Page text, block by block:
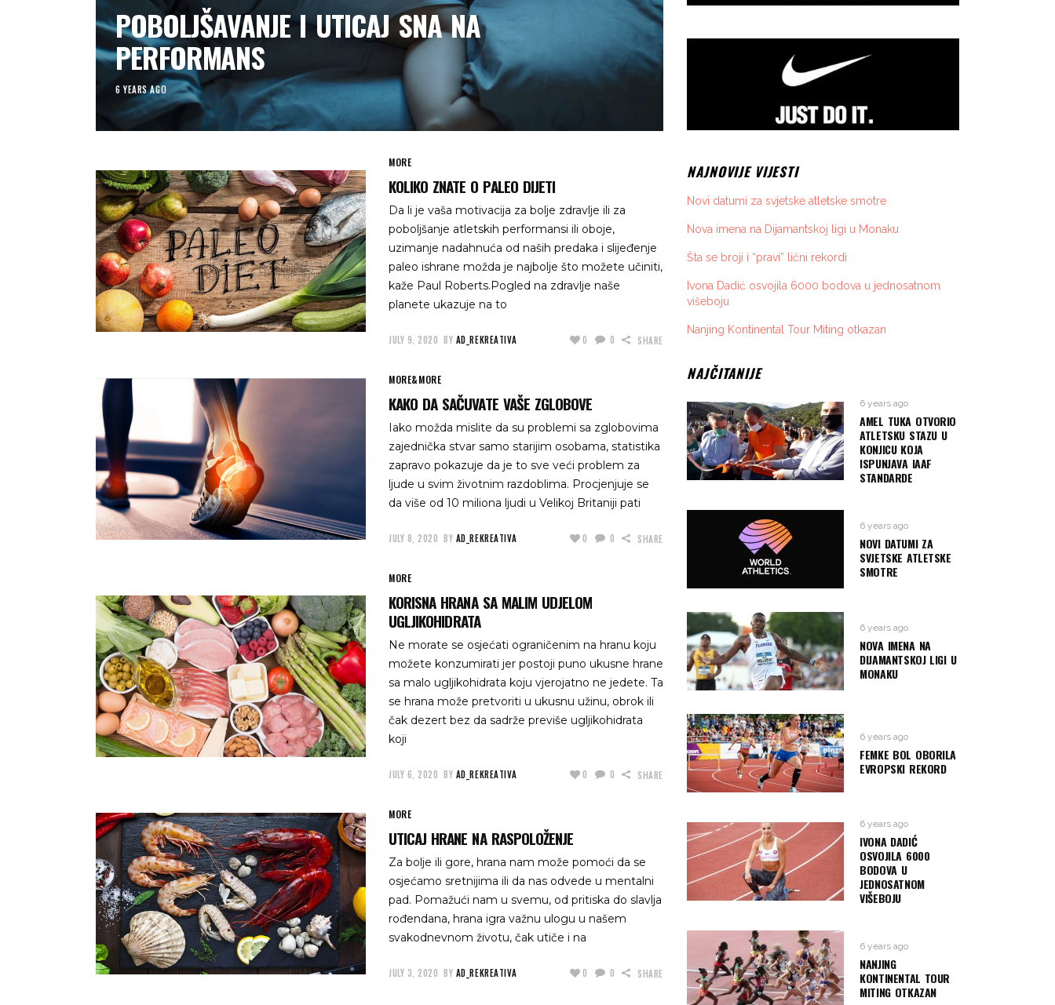
POBOLJŠAVANJE I UTICAJ SNA NA
PERFORMANS
6 YEARS AGO
MORE
KOLIKO ZNATE O PALEO DIJETI
Da li je vaša motivacija za bolje zdravlje ili za
poboljšanje atletskih performansi ili oboje,
uzimanje nadahnuća od naših predaka i slijeđenje
paleo ishrane možda je najbolje što možete učiniti,
kaže Paul Roberts.Pogled na zdravlje naše
planete ukazuje na to
JULY 9, 2020 BY AD_REKREATIVA 0 0 SHARE
MORE&MORE
KAKO DA SAČUVATE VAŠE ZGLOBOVE
Iako možda mislite da su problemi sa zglobovima
zajednička stvar samo starijim osobama, statistika
zapravo pokazuje da je to sve veći problem za
ljude u svim životnim razdoblima. Procjenjuje se
da više od 10 miliona ljudi u Velikoj Britaniji pati
JULY 8, 2020 BY AD_REKREATIVA 0 0 SHARE
MORE
KORISNA HRANA SA MALIM UDJELOM
UGLJIKOHIDRATA
Ne morate se osjećati ograničenim na hranu koju
možete konzumirati jer postoji puno ukusne hrane
sa malo ugljikohidrata koju vjerojatno ne jedete. Ta
se hrana može pretvoriti u ukusnu užinu, obrok ili
čak dezert bez da sadrže previše ugljikohidrata
koji
JULY 6, 2020 BY AD_REKREATIVA 0 0 SHARE
MORE
UTICAJ HRANE NA RASPOLOŽENJE
Za bolje ili gore, hrana nam može pomoći da se
osjećamo sretnijima ili da nas odvede u mentalni
pad. Pomažući nam u svemu, od pritiska do slavlja
rođendana, hrana igra važnu ulogu u našem
svakodnevnom životu, čak utiče i na
JULY 3, 2020 BY AD_REKREATIVA 0 0 SHARE
NAJNOVIJE VIJESTI
Novi datumi za svjetske atletske smotre
Nova imena na Dijamantskoj ligi u Monaku
Šta se broji i “pravi” lični rekordi
Ivona Dadić osvojila 6000 bodova u jednosatnom
višeboju
Nanjing Kontinental Tour Miting otkazan
NAJČITANIJE
6 years ago
AMEL TUKA OTVORIO
ATLETSKU STAZU U
KONJICU KOJA
ISPUNJAVA IAAF
STANDARDE
6 years ago
NOVI DATUMI ZA
SVJETSKE ATLETSKE
SMOTRE
6 years ago
NOVA IMENA NA
DIJAMANTSKOJ LIGI U
MONAKU
6 years ago
FEMKE BOL OBORILA
EVROPSKI REKORD
6 years ago
IVONA DADIĆ
OSVOJILA 6000
BODOVA U
JEDNOSATNOM
VIŠEBOJU
6 years ago
NANJING
KONTINENTAL TOUR
MITING OTKAZAN